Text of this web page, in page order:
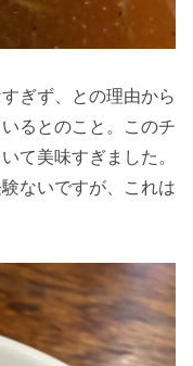
ぎず、との理由から
るとのこと。このチ
て美味すぎました。
ないですが、これは